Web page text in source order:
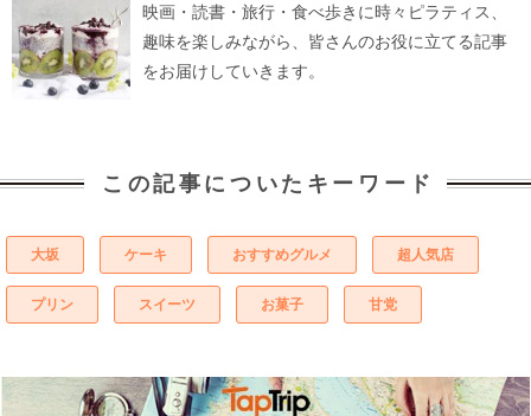
映画・読書・旅行・食べ歩きに時々ピラティス、
趣味を楽しみながら、皆さんのお役に立てる記事
をお届けしていきます。
この記事についたキーワード
大坂 ケーキ おすすめグルメ 超人気店
プリン スイーツ お菓子 甘党